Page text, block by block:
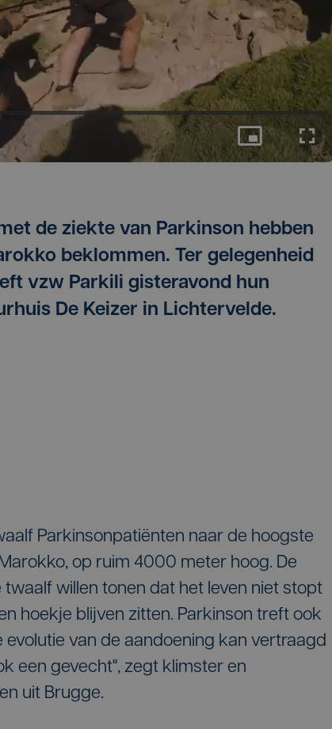
de ziekte van Parkinson hebben
beklommen. Ter gelegenheid
vzw Parkili gisteravond hun
De Keizer in Lichtervelde.
Parkinsonpatiënten naar de hoogste
op ruim 4000 meter hoog. De
willen tonen dat het leven niet stopt
hoekje blijven zitten. Parkinson treft ook
evolutie van de aandoening kan vertraagd
een gevecht", zegt klimster en
uit Brugge.